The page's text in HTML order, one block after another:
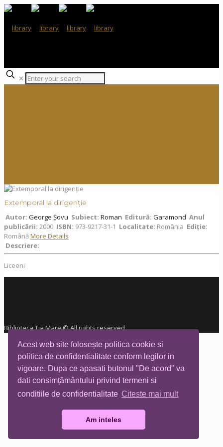
Acest web site folosește politica cookie si
politica de confidentialitate conform legilor in
vigoare. Dupa ce apasati butonul "De acord" va
dati consimțământului privind termeni si
conditiile de confidentialitate Citeste mai mult
Am inteles
✕
Extemporal la dirigenție
Autor: George Șovu Subiect: Roman Editură: Garamond Anul
publicării: 2000 ISBN: 973-9217-31-1 Localitate: România Ediţie:
Română More Details
Descriere:
Liceeni
Biblioteca Tia Mare © All rights reserved